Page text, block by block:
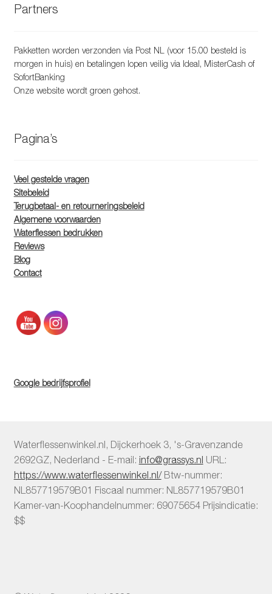
Partners
Pakketten worden verzonden via Post NL (voor 15.00 besteld is
morgen in huis) en betalingen lopen veilig via Ideal, MisterCash of
SofortBanking
Onze website wordt groen gehost.
Pagina’s
Veel gestelde vragen
Sitebeleid
Terugbetaal- en retourneringsbeleid
Algemene voorwaarden
Waterflessen bedrukken
Reviews
Blog
Contact
Google bedrijfsprofiel
Waterflessenwinkel.nl, Dijckerhoek 3, 's-Gravenzande
2692GZ, Nederland - E-mail: info@grassys.nl URL:
https://www.waterflessenwinkel.nl/ Btw-nummer:
NL857719579B01 Fiscaal nummer: NL857719579B01
Kamer-van-Koophandelnummer: 69075654 Prijsindicatie:
$$